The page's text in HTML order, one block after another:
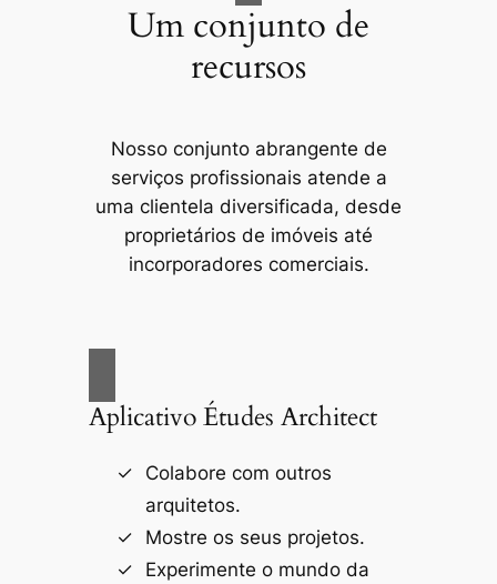
Um conjunto de
recursos
Nosso conjunto abrangente de
serviços profissionais atende a
uma clientela diversificada, desde
proprietários de imóveis até
incorporadores comerciais.
Aplicativo Études Architect
Colabore com outros
arquitetos.
Mostre os seus projetos.
Experimente o mundo da